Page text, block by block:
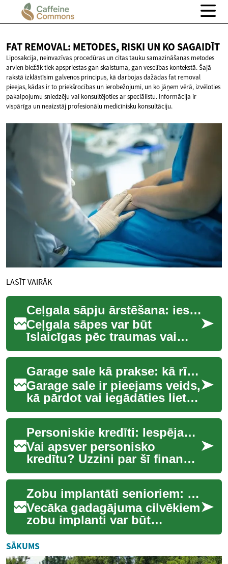
FAT REMOVAL: METODES, RISKI UN KO SAGAIDĪT
Liposakcija, neinvazīvas procedūras un citas tauku samazināšanas metodes
arvien biežāk tiek apspriestas gan skaistuma, gan veselības kontekstā. Šajā
rakstā izklāstīsim galvenos principus, kā darbojas dažādas fat removal
pieejas, kādas ir to priekšrocības un ierobežojumi, un ko jāņem vērā, izvēloties
pakalpojumu sniedzēju vai konsultējoties ar speciālistu. Informācija ir
vispārīga un neaizstāj profesionālu medicīnisku konsultāciju.
LASĪT VAIRĀK
Ceļgala sāpju ārstēšana: iespējas un metodes
Ceļgala sāpes var būt
īslaicīgas pēc traumas vai
pakāpeniskas, kas saistītas ar
nolietošanos un iekaisumu.
Simptomi v...
Garage sale kā prakse: kā rīkot un ko sagaidīt
Garage sale ir pieejams veids,
kā pārdot vai iegādāties lietas
no otrreizējās tirgus plūsmas
— tas var notikt jūsu ga...
Personiskie kredīti: Iespējas un riski tavām finansēm
Vai apsver personisko
kredītu? Uzzini par šī finanšu
instrumenta priekšrocībām,
potenciālajiem riskiem un kā
tas var ...
Zobu implantāti senioriem: ko ņemt vērā lēmumā
Vecāka gadagājuma cilvēkiem
zobu implanti var būt
ilgtspējīga iespēja atjaunot
mutes funkciju un pašsajūtu.
Lēmums pa...
SĀKUMS